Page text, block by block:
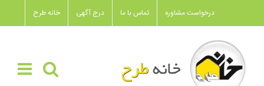
to
content
خانه طرح درج آگهی تماس با ما درخواست مشاوره